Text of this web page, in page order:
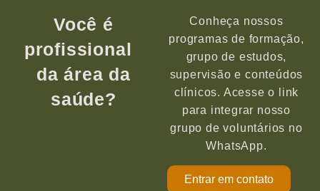
Você é
profissional
da área da
saúde?
Conheça nossos
programas de formação,
grupo de estudos,
supervisão e conteúdos
clínicos. Acesse o link
para integrar nosso
grupo de voluntários no
WhatsApp.
Entrar em contato